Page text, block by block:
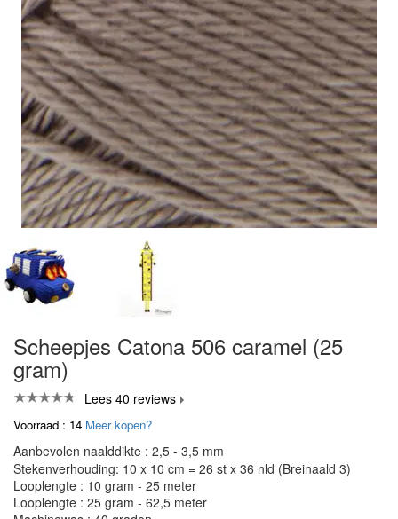
Scheepjes Catona 506 caramel (25
gram)
Lees 40 reviews
Voorraad : 14 Meer kopen?
Aanbevolen naalddikte : 2,5 - 3,5 mm
Stekenverhouding: 10 x 10 cm = 26 st x 36 nld (Breinaald 3)
Looplengte : 10 gram - 25 meter
Looplengte : 25 gram - 62,5 meter